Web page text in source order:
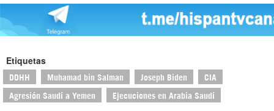
Etiquetas
DDHH Muhamad bin Salman Joseph Biden CIA
Agresión Saudí a Yemen Ejecuciones en Arabia Saudí